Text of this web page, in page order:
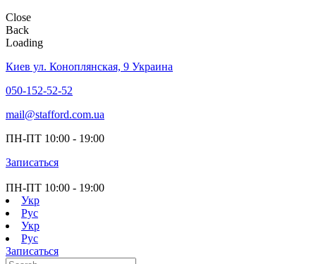
Close
Back
Loading
Киев ул. Коноплянская, 9 Украина
050-152-52-52
mail@stafford.com.ua
ПН-ПТ 10:00 - 19:00
Записаться
ПН-ПТ 10:00 - 19:00
Укр
Рус
Укр
Рус
Записаться